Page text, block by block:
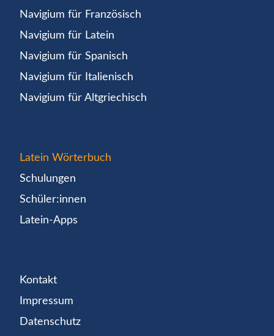
Navigium für Französisch
Navigium für Latein
Navigium für Spanisch
Navigium für Italienisch
Navigium für Altgriechisch
Latein Wörterbuch
Schulungen
Schüler:innen
Latein-Apps
Kontakt
Impressum
Datenschutz